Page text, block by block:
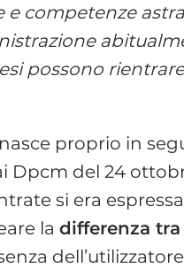
e competenze
possono
nasce proprio in
Dpcm del 24
si era
ladifferenza tra